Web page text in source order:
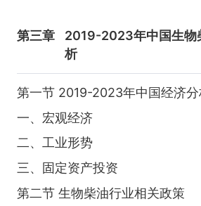
第三章
2019-2023年中国生物
析
第一节 2019-2023年中国经济
一、宏观经济
二、工业形势
三、固定资产投资
第二节 生物柴油行业相关政策